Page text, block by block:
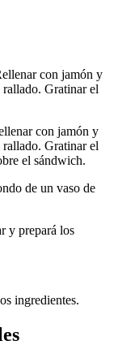
con jamón y
rallado. Gratinar el
con jamón y
rallado. Gratinar el
el sándwich.
de un vaso de
y prepará los
ingredientes.